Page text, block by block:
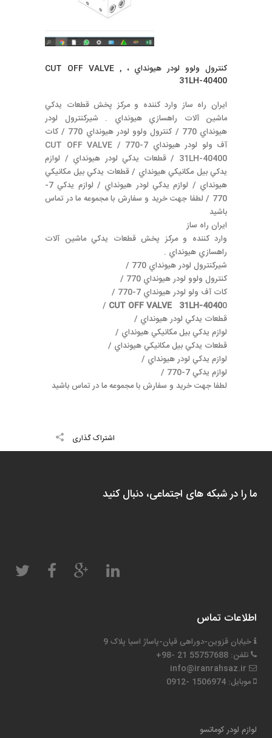
كنترول ولوو لودر هيونداي ، CUT OFF VALVE ,
31LH-40400
ايران راه ساز وارد كننده و مركز پخش قطعات يدكي
ماشين آلات راهسازي هيونداي . شيركنترول لودر
هيونداي 770 / كنترول ولوو لودر هيونداي 770 / كات
آف ولو لودر هيونداي 7-770 / CUT OFF VALVE
31LH-40400 / قطعات يدكي لودر هيونداي / لوازم
يدكي بيل مكانيكي هيونداي / قطعات يدكي بيل مكانيكي
هيونداي / لوازم يدكي لودر هيونداي / لوازم يدكي 7-
770 / لطفا جهت خريد و سفارش با مجموعه ما در تماس
باشيد
ايران راه ساز
وارد كننده و مركز پخش قطعات يدكي ماشين آلات
راهسازي هيونداي .
شيركنترول لودر هيونداي 770 /
كنترول ولوو لودر هيونداي 770 /
كات آف ولو لودر هيونداي 7-770 /
CUT OFF VALVE 31LH-40400 /
قطعات يدكي لودر هيونداي /
لوازم يدكي بيل مكانيكي هيونداي /
قطعات يدكي بيل مكانيكي هيونداي /
لوازم يدكي لودر هيونداي /
لوازم يدكي 7-770 /
لطفا جهت خريد و سفارش با مجموعه ما در تماس باشيد
اشتراک گذاری
ما را در شبکه های اجتماعی، دنبال کنید
اطلاعات تماس
خیابان قزوین-دوراهی قپان-پاساژ اسیا پلاک 9
تلفن: 55757688 21 -98+
موبایل: 1506974 -0912
لوازم لودر کوماتسو